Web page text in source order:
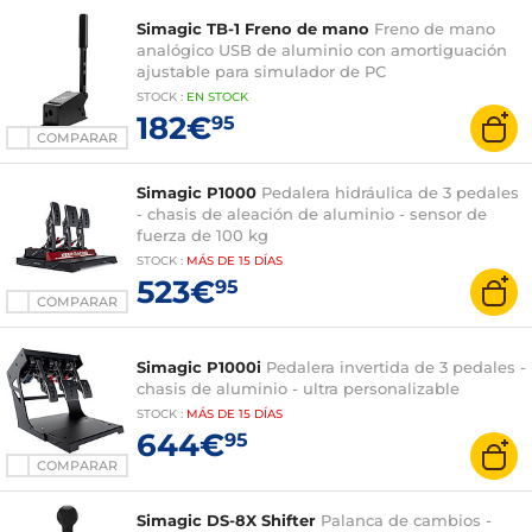
COMPARAR
Simagic TB-1 Freno de mano Freno de mano
analógico USB de aluminio con amortiguación
ajustable para simulador de PC
STOCK : EN STOCK
182€95
COMPARAR
Simagic P1000 Pedalera hidráulica de 3 pedales
- chasis de aleación de aluminio - sensor de
fuerza de 100 kg
STOCK : MÁS DE 15 DÍAS
523€95
COMPARAR
Simagic P1000i Pedalera invertida de 3 pedales -
chasis de aluminio - ultra personalizable
STOCK : MÁS DE 15 DÍAS
644€95
Simagic DS-8X Shifter Palanca de cambios -